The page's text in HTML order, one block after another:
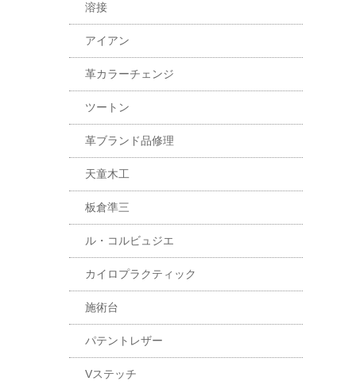
溶接
アイアン
革カラーチェンジ
ツートン
革ブランド品修理
天童木工
板倉準三
ル・コルビュジエ
カイロプラクティック
施術台
パテントレザー
Vステッチ